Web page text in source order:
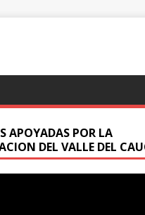
APOYADAS POR LA
DEL VALLE DEL